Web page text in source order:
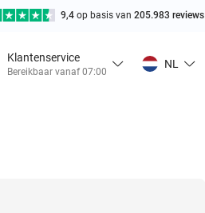
9,4 op basis van 205.983 reviews
Klantenservice
Bereikbaar vanaf 07:00
NL